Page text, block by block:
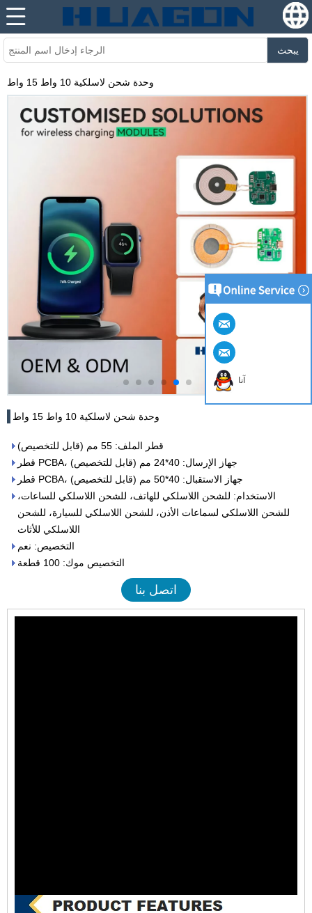
يبحث
وحدة شحن لاسلكية 10 واط 15 واط
وحدة شحن لاسلكية 10 واط 15 واط
قطر الملف: 55 مم (قابل للتخصيص)
قطر PCBA، جهاز الإرسال: 40*24 مم (قابل للتخصيص)
قطر PCBA، جهاز الاستقبال: 40*50 مم (قابل للتخصيص)
الاستخدام: للشحن اللاسلكي للهاتف، للشحن اللاسلكي للساعات،
للشحن اللاسلكي لسماعات الأذن، للشحن اللاسلكي للسيارة، للشحن
اللاسلكي للأثاث
التخصيص: نعم
التخصيص موك: 100 قطعة
اتصل بنا
آنا